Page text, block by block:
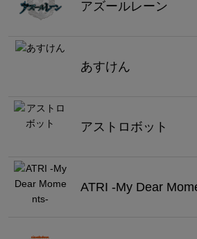
アズールレーン
あすけん
アストロボット
ATRI -My Dear